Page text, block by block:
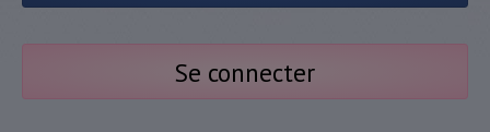
Se connecter